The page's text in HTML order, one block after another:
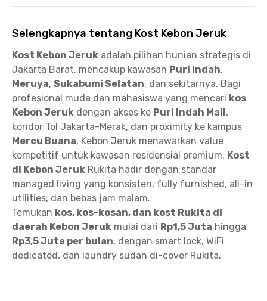
Selengkapnya tentang Kost Kebon Jeruk
Kost Kebon Jeruk adalah pilihan hunian strategis di
Jakarta Barat, mencakup kawasan Puri Indah,
Meruya, Sukabumi Selatan, dan sekitarnya. Bagi
profesional muda dan mahasiswa yang mencari kos
Kebon Jeruk dengan akses ke Puri Indah Mall,
koridor Tol Jakarta-Merak, dan proximity ke kampus
Mercu Buana, Kebon Jeruk menawarkan value
kompetitif untuk kawasan residensial premium. Kost
di Kebon Jeruk Rukita hadir dengan standar
managed living yang konsisten, fully furnished, all-in
utilities, dan bebas jam malam.
Temukan kos, kos-kosan, dan kost Rukita di
daerah Kebon Jeruk mulai dari Rp1,5 Juta hingga
Rp3,5 Juta per bulan, dengan smart lock, WiFi
dedicated, dan laundry sudah di-cover Rukita.